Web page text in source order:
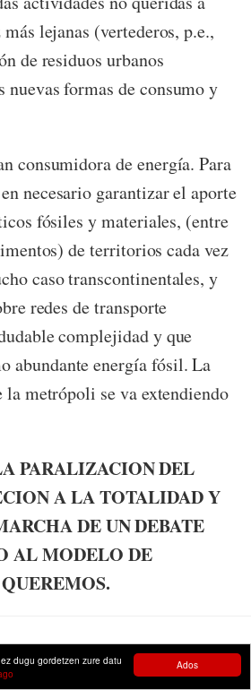
Ados
dugu gordetzen zure datu
lejanas (vertederos, p.e.,
de residuos urbanos
nuevas formas de consumo y
consumidora de energía. Para
necesario garantizar el aporte
fósiles y materiales, (entre
de territorios cada vez
caso transcontinentales, y
redes de transporte
complejidad y que
abundante energía fósil. La
metrópoli se va extendiendo
PARALIZACION DEL
A LA TOTALIDAD Y
DE UN DEBATE
AL MODELO DE